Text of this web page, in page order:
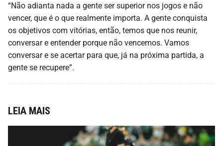
“Não adianta nada a gente ser superior nos jogos e não
vencer, que é o que realmente importa. A gente conquista
os objetivos com vitórias, então, temos que nos reunir,
conversar e entender porque não vencemos. Vamos
conversar e se acertar para que, já na próxima partida, a
gente se recupere”.
LEIA MAIS